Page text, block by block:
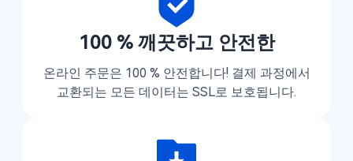
100 % 깨끗하고 안전한
온라인 주문은 100 % 안전합니다! 결제 과정에서
교환되는 모든 데이터는 SSL로 보호됩니다.